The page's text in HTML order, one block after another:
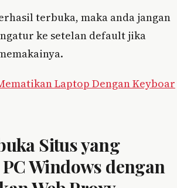
terbuka, maka anda jangan
ke setelan default jika
Laptop Dengan Keyboar
Situs yang
Windows dengan